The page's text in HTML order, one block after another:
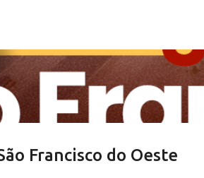
Francisco do Oeste